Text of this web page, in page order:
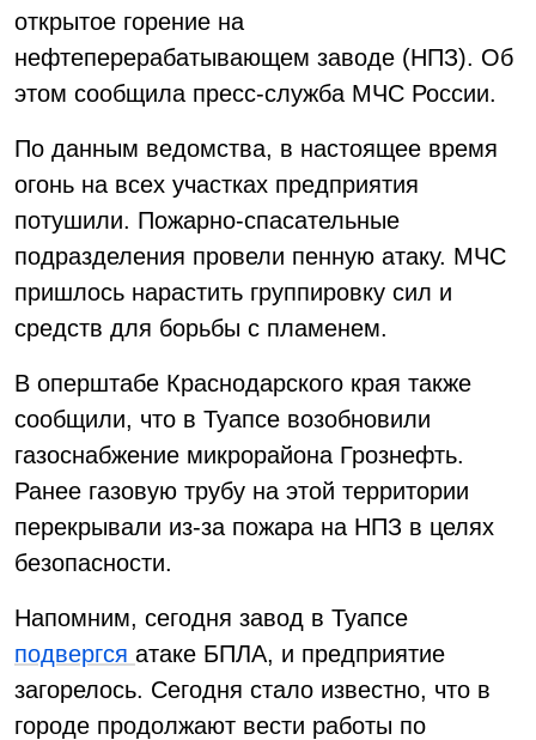
открытое горение на
нефтеперерабатывающем заводе (НПЗ). Об
этом сообщила пресс-служба МЧС России.
По данным ведомства, в настоящее время
огонь на всех участках предприятия
потушили. Пожарно-спасательные
подразделения провели пенную атаку. МЧС
пришлось нарастить группировку сил и
средств для борьбы с пламенем.
В оперштабе Краснодарского края также
сообщили, что в Туапсе возобновили
газоснабжение микрорайона Грознефть.
Ранее газовую трубу на этой территории
перекрывали из-за пожара на НПЗ в целях
безопасности.
Напомним, сегодня завод в Туапсе
подвергся атаке БПЛА, и предприятие
загорелось. Сегодня стало известно, что в
городе продолжают вести работы по